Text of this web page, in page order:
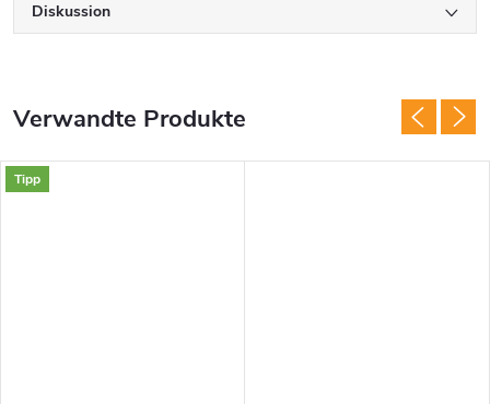
Diskussion
Verwandte Produkte
Tipp